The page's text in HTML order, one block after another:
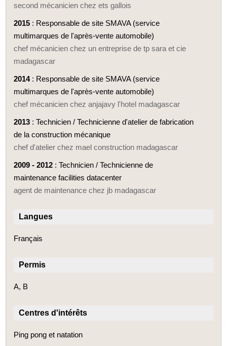
second mécanicien chez ets gallois
2015 : Responsable de site SMAVA (service
multimarques de l'après-vente automobile)
chef mécanicien chez un entreprise de tp sara et cie
madagascar
2014: Responsable de site SMAVA (service
multimarques de l'après-vente automobile)
chef mécanicien chez anjajavy l'hotel madagascar
2013 : Technicien / Technicienne d'atelier de fabrication
de la construction mécanique
chef d'atelier chez mael construction madagascar
2009 - 2012 : Technicien / Technicienne de
maintenance facilities datacenter
agent de maintenance chez jb madagascar
Langues
Français
Permis
A, B
Centres d'intérêts
Ping pong et natation